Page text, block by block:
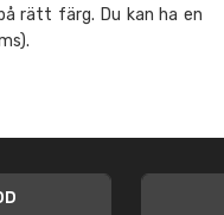
rätt färg. Du kan ha en
Windows